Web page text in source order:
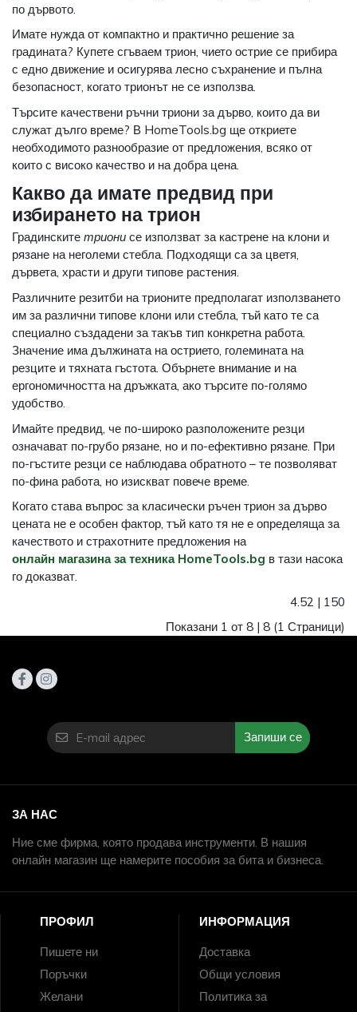
по дървото.
Имате нужда от компактно и практично решение за
градината? Купете сгъваем трион, чието острие се прибира
с едно движение и осигурява лесно съхранение и пълна
безопасност, когато трионът не се използва.
Търсите качествени ръчни триони за дърво, които да ви
служат дълго време? В HomeTools.bg ще откриете
необходимото разнообразие от предложения, всяко от
които с високо качество и на добра цена.
Какво да имате предвид при
избирането на трион
Градинските триони се използват за кастрене на клони и
рязане на неголеми стебла. Подходящи са за цветя,
дървета, храсти и други типове растения.
Различните резитби на трионите предполагат използването
им за различни типове клони или стебла, тъй като те са
специално създадени за такъв тип конкретна работа.
Значение има дължината на острието, големината на
резците и тяхната гъстота. Обърнете внимание и на
ергономичността на дръжката, ако търсите по-голямо
удобство.
Имайте предвид, че по-широко разположените резци
означават по-грубо рязане, но и по-ефективно рязане. При
по-гъстите резци се наблюдава обратното – те позволяват
по-фина работа, но изискват повече време.
Когато става въпрос за класически ръчен трион за дърво
цената не е особен фактор, тъй като тя не е определяща за
качеството и страхотните предложения на
онлайн магазина за техника HomeTools.bg в тази насока
го доказват.
4.52 | 150
Показани 1 от 8 | 8 (1 Страници)
Запиши се
ЗА НАС
Ние сме фирма, която продава инструменти. В нашия
онлайн магазин ще намерите пособия за бита и бизнеса.
ПРОФИЛ
Пишете ни
Поръчки
Желани
ИНФОРМАЦИЯ
Доставка
Общи условия
Политика за